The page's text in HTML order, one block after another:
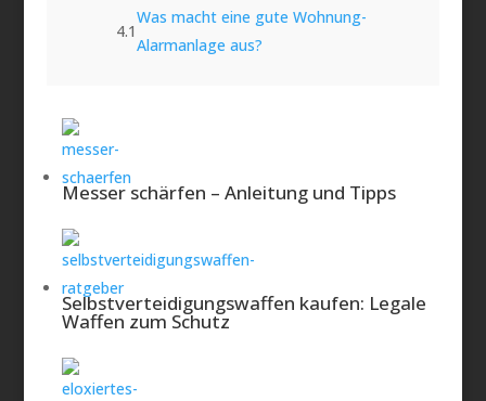
Was macht eine gute Wohnung-
Alarmanlage aus?
Messer schärfen – Anleitung und Tipps
Selbstverteidigungswaffen kaufen: Legale
Waffen zum Schutz